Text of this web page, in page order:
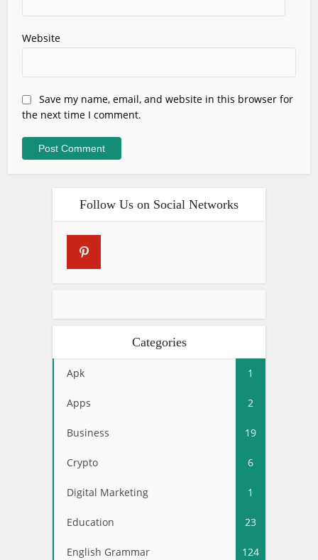
Website
Save my name, email, and website in this browser for
the next time I comment.
Follow Us on Social Networks
Categories
Apk 1
Apps 2
Business 19
Crypto 6
Digital Marketing 1
Education 23
English Grammar 124